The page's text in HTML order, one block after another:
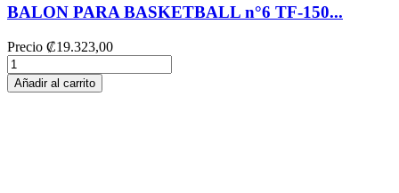
BALON PARA BASKETBALL n°6 TF-150...
Precio ₡19.323,00
Añadir al carrito